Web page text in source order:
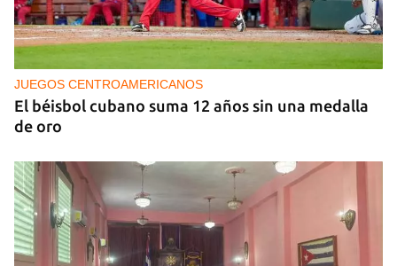
MÚSICA
Un público enamorado de Celia Cruz desafía la
censura en un homenaje en La Habana
JUEGOS CENTROAMERICANOS
El béisbol cubano suma 12 años sin una medalla
de oro